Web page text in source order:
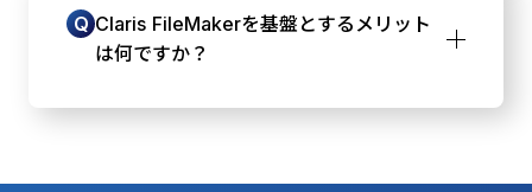
算出することで、経営層は利益の源泉を把握
しやすくなります。これが、客観的なデータ
Q Claris FileMakerを基盤とするメリット
は何ですか？
を追加・調整しやすい点です。結果として、